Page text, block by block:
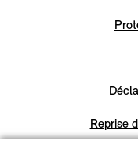
Reprise